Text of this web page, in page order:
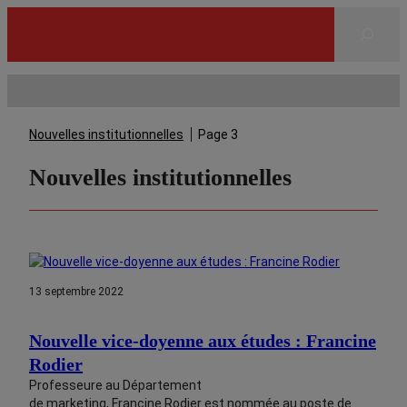
Nouvelles institutionnelles Page 3
Nouvelles institutionnelles
13 septembre 2022
Nouvelle vice-doyenne aux études : Francine
Rodier
Professeure au Département
de marketing, Francine Rodier est nommée au poste de